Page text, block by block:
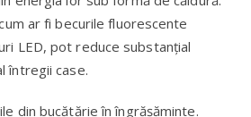
ar fi becurile fluorescente
LED, pot reduce substanţial
întregii case.
din bucătărie în îngrăşăminte.